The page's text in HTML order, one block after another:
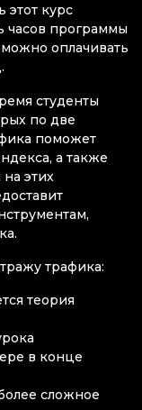
курс
часов программы
оплачивать
студенты
по две
поможет
а также
этих
трафика:
теория
в конце
сложное